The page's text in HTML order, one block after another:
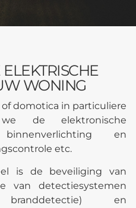
WONING
domotica in particuliere
de elektronische
en
etc.
is de beveiliging van
van detectiesystemen
branddetectie) en